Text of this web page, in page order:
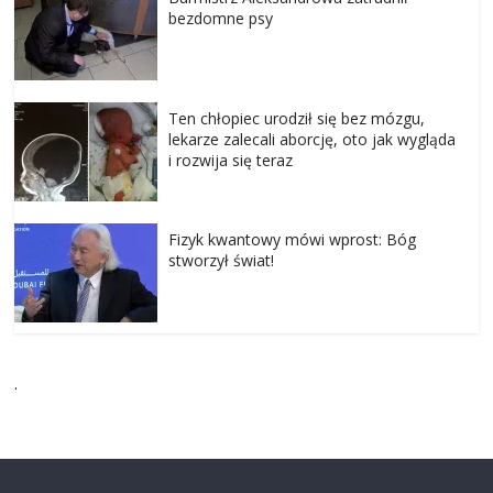
bezdomne psy
Ten chłopiec urodził się bez mózgu,
lekarze zalecali aborcję, oto jak wygląda
i rozwija się teraz
Fizyk kwantowy mówi wprost: Bóg
stworzył świat!
.